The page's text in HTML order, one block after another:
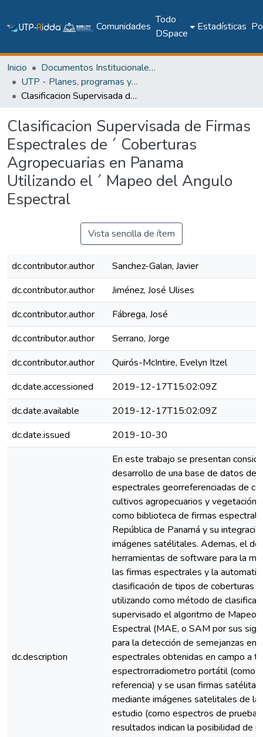
Comunidades
Todo
DSpace
Estadísticas
Inicio
Documentos Institucionales y Memoria Universitaria
UTP - Planes, programas y documentos oficiales
Clasificacion Supervisada de Firmas Espectrales de ´ Coberturas Agropecuarias en Panama Utilizando el ´ Mapeo del Angulo Espectral
Clasificacion Supervisada de Firmas
Espectrales de ´ Coberturas
Agropecuarias en Panama
Utilizando el ´ Mapeo del Angulo
Espectral
Vista sencilla de ítem
dc.contributor.author
Sanchez-Galan, Javier
dc.contributor.author
Jiménez, José Ulises
dc.contributor.author
Fábrega, José
dc.contributor.author
Serrano, Jorge
dc.contributor.author
Quirós-McIntire, Evelyn Itzel
dc.date.accessioned
2019-12-17T15:02:09Z
dc.date.available
2019-12-17T15:02:09Z
dc.date.issued
2019-10-30
dc.description
En este trabajo se presentan
desarrollo de una base de datos de
espectrales georreferenciadas de
cultivos agropecuarios y vegetación
como biblioteca de firmas
República de Panamá y su
imágenes satélitales. Ademas, el
herramientas de software para la
las firmas espectrales y la
clasificación de tipos de coberturas
utilizando como método de
supervisado el algoritmo de Mapeo
Espectral (MAE, o SAM por sus
para la detección de semejanzas
espectrales obtenidas en campo a
espectrorradiometro portátil (como
referencia) y se usan firmas
mediante imágenes satelitales de
estudio (como espectros de
resultados indican la posibilidad de